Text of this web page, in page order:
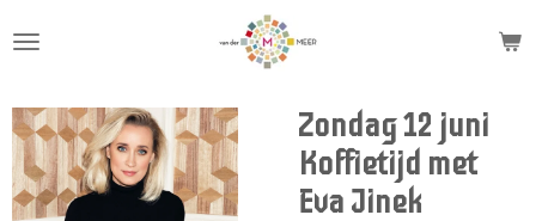
direct
de
hoofdinhoud
Zondag 12 juni
Koffietijd met
Eva Jinek